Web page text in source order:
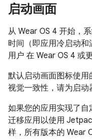
启动画面
从 Wear OS 4 开始，
时间（即应用冷启动
用户 在 Wear OS 4 或
默认启动画面图标使用
视觉一致性，请为启动
如果您的应用实现了
迁移应用以使用
样，所有版本的 Wear